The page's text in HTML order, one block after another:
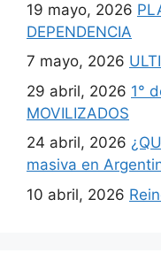
19 mayo, 2026
DEPENDENCIA
7 mayo, 2026
29 abril, 2026 1°
MOVILIZADOS
24 abril, 2026
masiva en
10 abril, 2026